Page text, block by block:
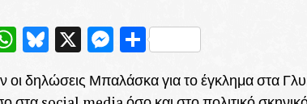
WhatsApp
Bluesky
X Messenger
Μοιραστείτε
δηλώσεις Μπαλάσκα για το έγκλημα στα